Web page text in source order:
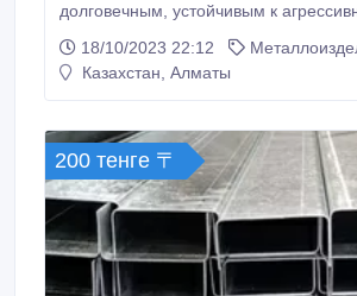
долговечным, устойчивым к агрессивным средам,
повышенноКанат стальной. Трос
2688-80, ГОСТ 7668-80, ГОСТ 3069-80, ГОСТ 7669-
регионам.
18/10/2023 22:12
Казахстан, Алматы
200 тенге 〒